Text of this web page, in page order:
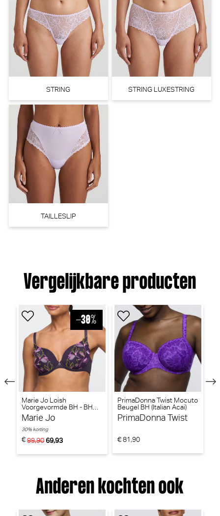
STRING STRING LUXESTRING
TAILLESLIP
Vergelijkbare producten
Marie Jo Loish
Voorgevormde BH - BH
Hartvorm (Amethyst)
Marie Jo
30% korting
€99,9069,93
PrimaDonna Twist Mocuto
Beugel BH (Italian Acai)
PrimaDonna Twist
€ 81,90
Anderen kochten ook